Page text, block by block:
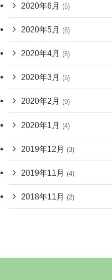
2020年6月 (5)
2020年5月 (6)
2020年4月 (6)
2020年3月 (5)
2020年2月 (9)
2020年1月 (4)
2019年12月 (3)
2019年11月 (4)
2018年11月 (2)